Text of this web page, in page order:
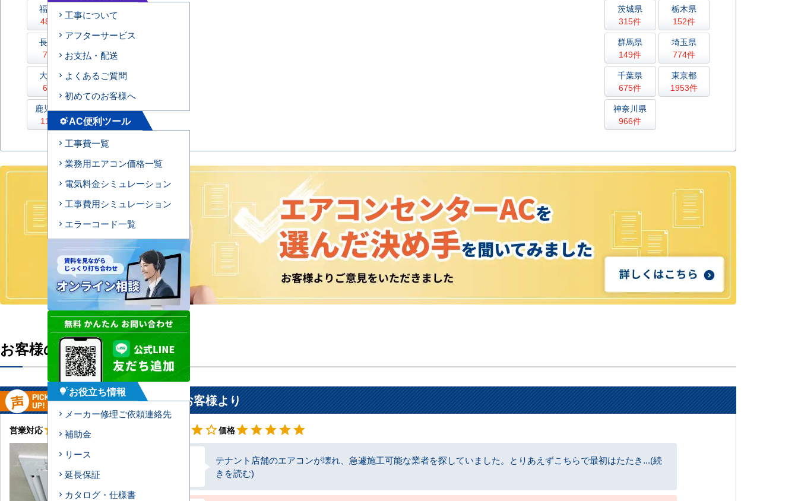
茨城県
315件
栃木県
152件
群馬県
149件
埼玉県
774件
千葉県
675件
東京都
1953件
神奈川県
966件
福岡県
481件
54件
長崎県
71件
熊本県
110件
大分県
69件
宮崎県
鹿児島県
119件
沖縄県
33件
お客様の声の一覧
静岡県 焼津市 店舗に設置されたお客様より
営業対応 星5
star starstarstar 星4
starstar_border価格 星5
starstarstarstarstar
テナント店舗のエアコンが壊れ、急遽施工可能な業者を探していました。とりあえずこちらで最初はたたき...(続
きを読む)
工事について
アフターサービス
お支払・配送
よくあるご質問
初めてのお客様へ
settings_suggestAC便利ツール
工事費一覧
業務用エアコン価格一覧
電気料金シミュレーション
工事費用シミュレーション
エラーコード一覧
tips_and_updatesお役立ち情報
メーカー修理ご依頼連絡先
補助金
リース
延長保証
カタログ・仕様書